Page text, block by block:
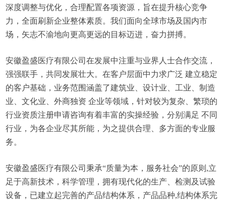
深度调整与优化，合理配置各项资源，旨在提升核心竞争
力，全面刷新企业整体素质。我们面向全球市场及国内市
场，矢志不渝地向更高更远的目标迈进，奋力拼搏。
安徽盈盛医疗有限公司在发展中注重与业界人士合作交流，
强强联手，共同发展壮大。在客户层面中力求广泛 建立稳定
的客户基础，业务范围涵盖了建筑业、设计业、工业、制造
业、文化业、外商独资 企业等领域，针对较为复杂、繁琐的
行业资质注册申请咨询有着丰富的实操经验，分别满足 不同
行业，为各企业尽其所能，为之提供合理、多方面的专业服
务。
安徽盈盛医疗有限公司秉承“质量为本，服务社会”的原则,立
足于高新技术，科学管理，拥有现代化的生产、检测及试验
设备，已建立起完善的产品结构体系，产品品种,结构体系完